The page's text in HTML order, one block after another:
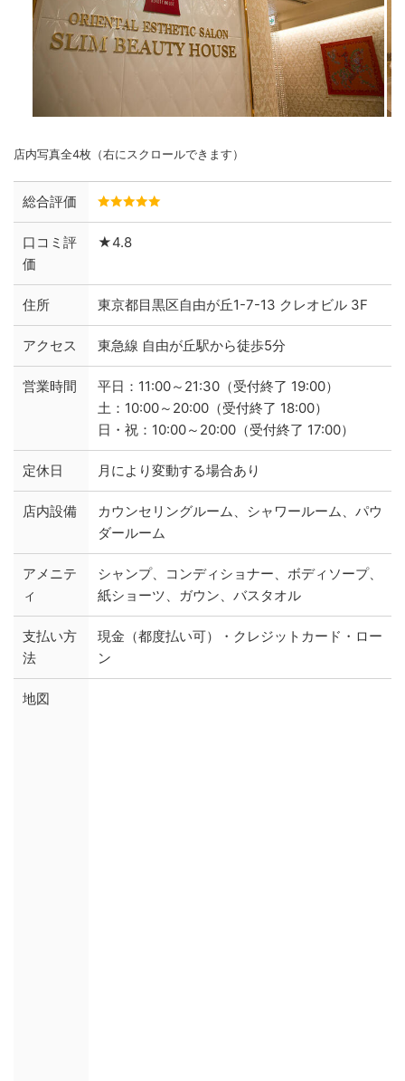
店内写真全4枚（右にスクロールできます）
総合評価
口コミ評
価
★4.8
住所 東京都目黒区自由が丘1-7-13 クレオビル 3F
アクセス 東急線 自由が丘駅から徒歩5分
営業時間
平日：11:00～21:30（受付終了 19:00）
土：10:00～20:00（受付終了 18:00）
日・祝：10:00～20:00（受付終了 17:00）
定休日 月により変動する場合あり
店内設備
カウンセリングルーム、シャワールーム、パウ
ダールーム
アメニテ
ィ
シャンプ、コンディショナー、ボディソープ、
紙ショーツ、ガウン、バスタオル
支払い方
法
現金（都度払い可）・クレジットカード・ロー
ン
地図